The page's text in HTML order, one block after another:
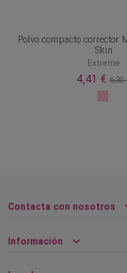
Polvo compacto corrector
Skin
Extreme
4,41 € 6,30
Contacta con nosotros
Información